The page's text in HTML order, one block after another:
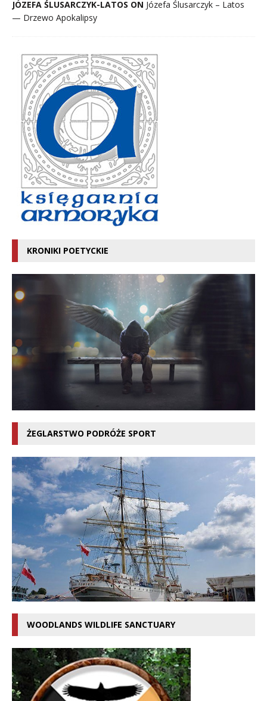
JÓZEFA ŚLUSARCZYK-LATOS ON Józefa Ślusarczyk – Latos
— Drzewo Apokalipsy
KRONIKI POETYCKIE
ŻEGLARSTWO PODRÓŻE SPORT
WOODLANDS WILDLIFE SANCTUARY